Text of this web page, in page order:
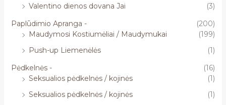
Valentino dienos dovana Jai
(3)
Paplūdimio Apranga -
(200)
Maudymosi Kostiumėliai / Maudymukai
(199)
Push-up Liemenėlės
(1)
Pėdkelnės -
(16)
Seksualios pėdkelnės / kojinės
(1)
Seksualios pėdkelnės / kojinės
(1)